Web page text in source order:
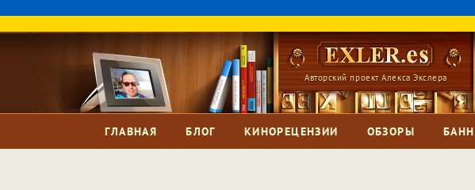
Авторский проект Алекса Экслера
ГЛАВНАЯ БЛОГ КИНОРЕЦЕНЗИИ ОБЗОРЫ